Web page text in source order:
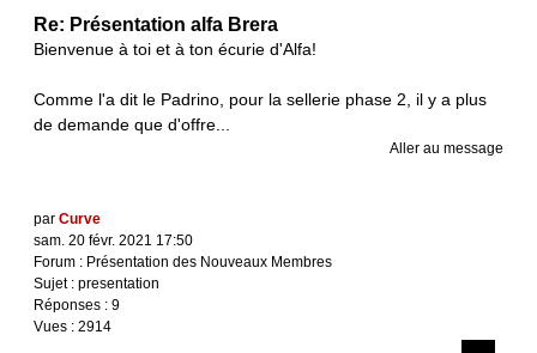
Re: Présentation alfa Brera
Bienvenue à toi et à ton écurie d'Alfa!
Comme l'a dit le Padrino, pour la sellerie phase 2, il y a plus
de demande que d'offre...
Aller au message
par Curve
sam. 20 févr. 2021 17:50
Forum : Présentation des Nouveaux Membres
Sujet : presentation
Réponses : 9
Vues : 2914